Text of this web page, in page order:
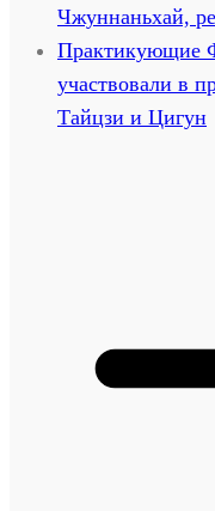
Чжуннаньхай,
Практикующие
участвовали в
Тайцзи и Цигун